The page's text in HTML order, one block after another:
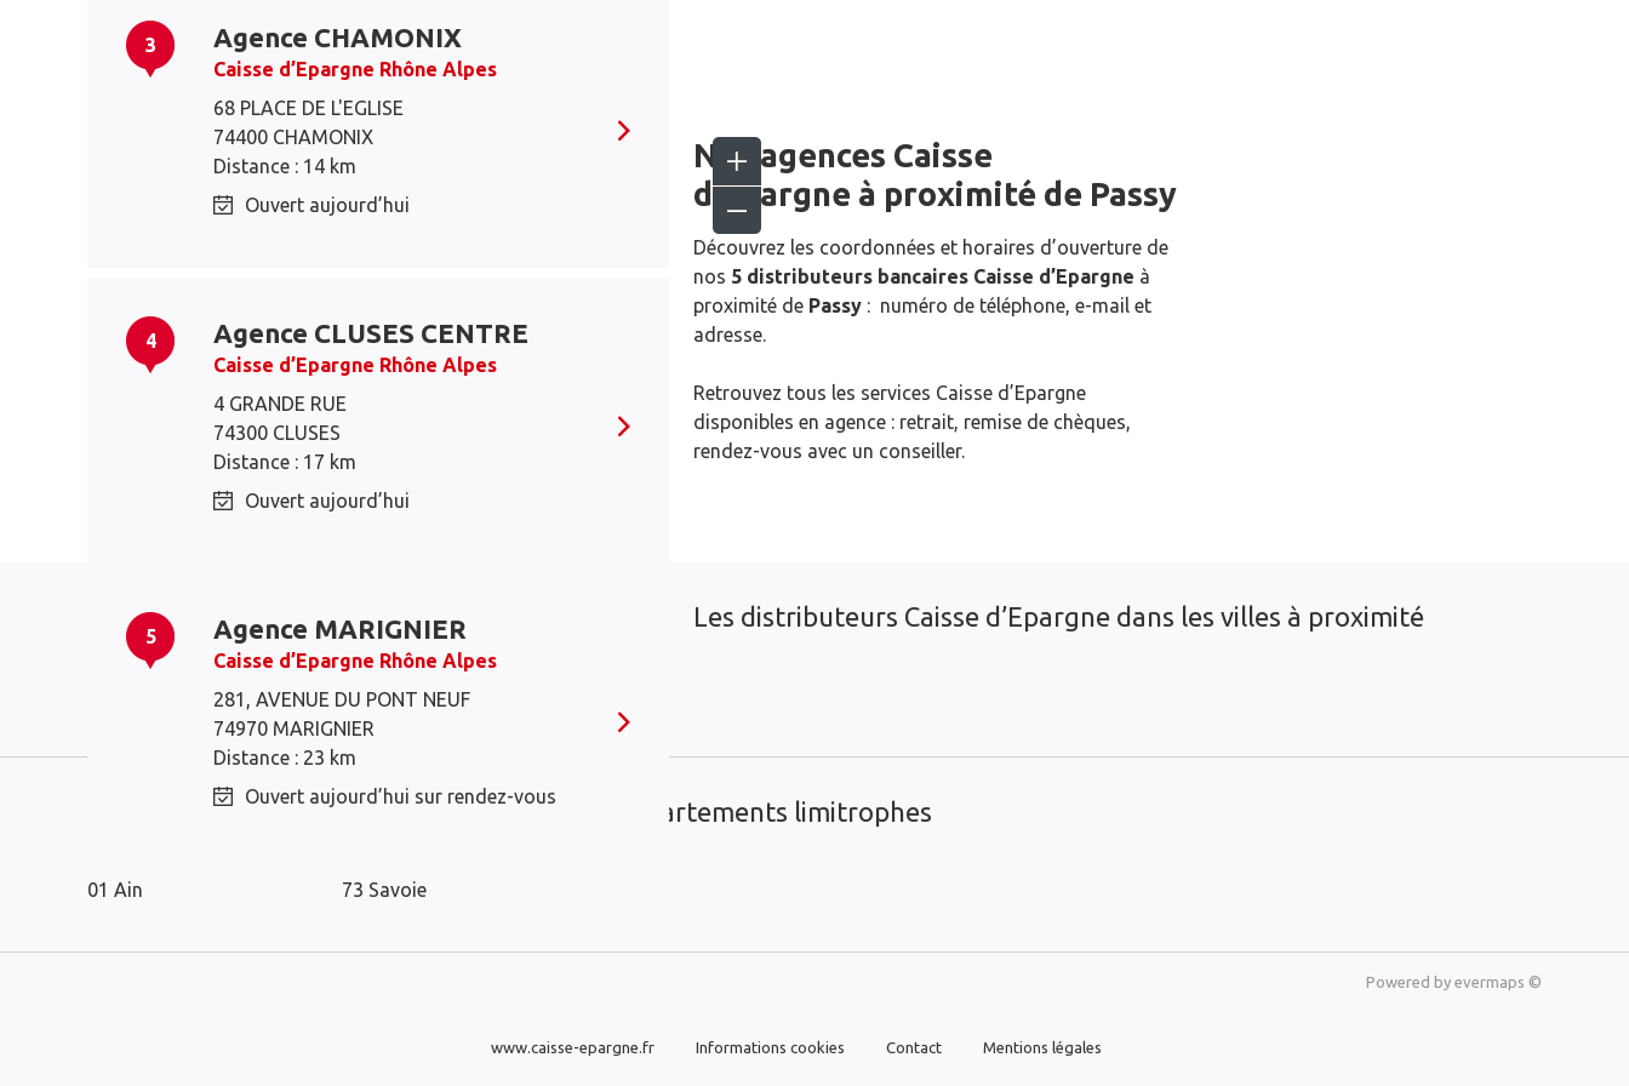
3 Agence CHAMONIX
Caisse d’Epargne Rhône Alpes
68 PLACE DE L'EGLISE
74400 CHAMONIX
Distance : 14 km
Ouvert aujourd’hui
4 Agence CLUSES CENTRE
Caisse d’Epargne Rhône Alpes
4 GRANDE RUE
74300 CLUSES
Distance : 17 km
Ouvert aujourd’hui
5 Agence MARIGNIER
Caisse d’Epargne Rhône Alpes
281, AVENUE DU PONT NEUF
74970 MARIGNIER
Distance : 23 km
Ouvert aujourd’hui sur rendez-vous
Nos agences Caisse
d’Epargne à proximité de Passy
Découvrez les coordonnées et horaires d’ouverture de
nos 5 distributeurs bancaires Caisse d’Epargne à
proximité de Passy : numéro de téléphone, e-mail et
adresse.
Retrouvez tous les services Caisse d’Epargne
disponibles en agence : retrait, remise de chèques,
rendez-vous avec un conseiller.
Les distributeurs Caisse d’Epargne dans les villes à proximité
Sallanches
Les distributeurs Caisse d’Epargne dans les départements limitrophes
01 Ain 73 Savoie
Powered by evermaps ©
www.caisse-epargne.fr Informations cookies Contact Mentions légales